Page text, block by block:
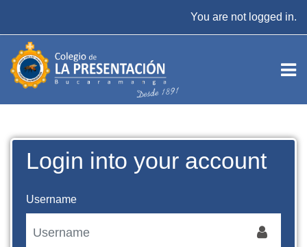
You are not logged in.
Login into your account
Username